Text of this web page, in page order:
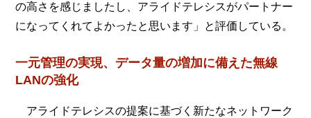
の高さを感じましたし、アライドテレシスがパートナー
になってくれてよかったと思います」と評価している。
一元管理の実現、データ量の増加に備えた無線
LANの強化
アライドテレシスの提案に基づく新たなネットワーク